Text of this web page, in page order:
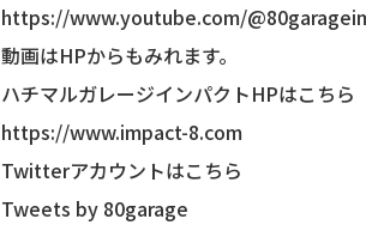
https://www.youtube.com/
動画はHPからもみれます。
ハチマルガレージインパクトHPはこちら
https://www.impact-8.com
Twitterアカウントはこちら
Tweets by 80garage